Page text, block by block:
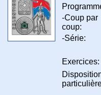
-Coup par
coup:
-Série:
Exercices: